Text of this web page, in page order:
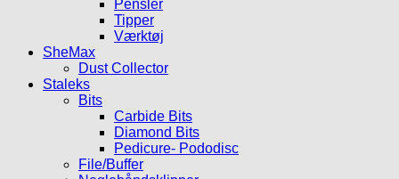
Pensler
Tipper
Værktøj
SheMax
Dust Collector
Staleks
Bits
Carbide Bits
Diamond Bits
Pedicure- Pododisc
File/Buffer